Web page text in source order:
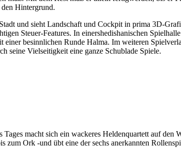
Hintergrund.
und sieht Landschaft und Cockpit in prima 3D-
Steuer-Features. In einershedishanischen
besinnlichen Runde Halma. Im weiteren
seine Vielseitigkeit eine ganze Schublade Spiele.
macht sich ein wackeres Heldenquartett auf
zum Ork -und übt eine der sechs anerkannten